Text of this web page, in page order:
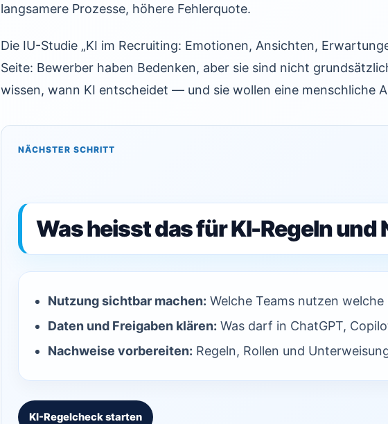
langsamere Prozesse, höhere Fehlerquote.
Die IU-Studie „KI im Recruiting: Emotionen, Ansichten,
Seite: Bewerber haben Bedenken, aber sie sind nicht
wissen, wann KI entscheidet — und sie wollen eine menschliche
NÄCHSTER SCHRITT
Was heisst das für KI-Regeln und
Nutzung sichtbar machen: Welche Teams nutzen welche
Daten und Freigaben klären: Was darf in ChatGPT,
Nachweise vorbereiten: Regeln, Rollen und
KI-Regelcheck starten